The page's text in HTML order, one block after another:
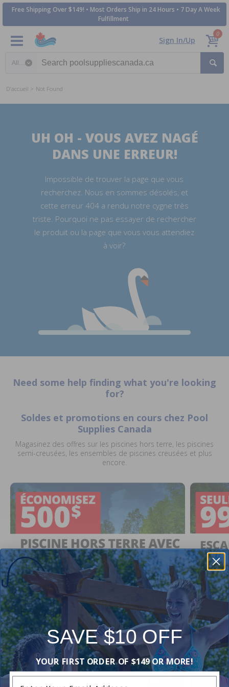
Free Shipping Over $149! • Most Orders Ship in 24 Hours • 7 Day A Week
Fulfillment
Sign In/Up
0
D'accueil Not Found
UH OH - VOUS AVEZ NAGÉ
DANS UNE ERREUR!
Impossible de trouver la page que vous
recherchez. Nous en sommes désolés, et
cette erreur 404 a rendu notre cygne très
triste. Pourquoi ne pas essayer de rechercher
le produit ou la page que vous vous attendiez
à voir?
Need some help finding what you're looking
for?
Soldes et promotions en cours chez Pool
Supplies Canada
Magasinez des offres sur les piscines hors terre, les piscines
semi-creusées, les ensembles de piscines creusées et plus
encore.
SAVE $10 OFF
YOUR FIRST ORDER OF $149 OR MORE!